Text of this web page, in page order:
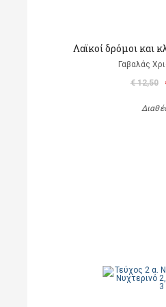
Λαϊκοί δρόμοι και
Γαβαλάς
€ 12,50